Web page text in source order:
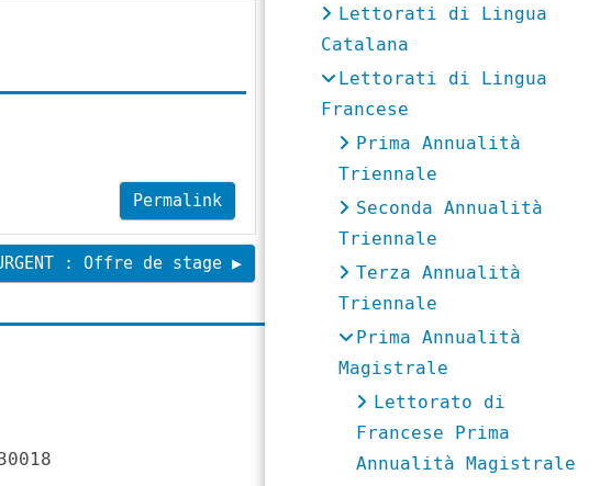
Lettorati di Lingua
Catalana
Lettorati di Lingua
Francese
Prima Annualità
Triennale
Seconda Annualità
Triennale
Terza Annualità
Triennale
Prima Annualità
Magistrale
Lettorato di
Francese Prima
Annualità Magistrale
Permalink
: Offre de stage ▶︎